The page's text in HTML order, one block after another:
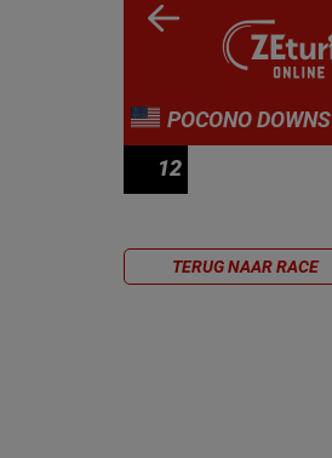
POCONO DOWNS
12
TERUG NAAR RACE